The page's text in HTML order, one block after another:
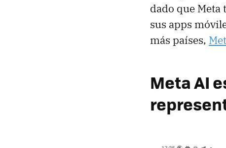
dado que
sus apps
más países,
Meta AI